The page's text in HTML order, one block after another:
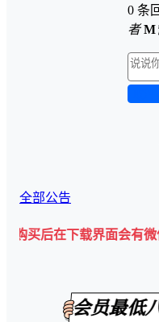
0 条
者 M
全部公告
载界面会有微信售后客